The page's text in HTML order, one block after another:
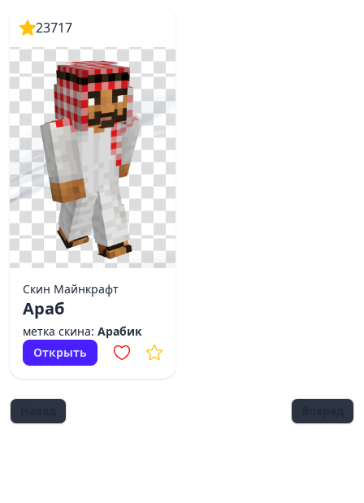
23717
Скин Майнкрафт
Араб
метка скина: Арабик
Открыть